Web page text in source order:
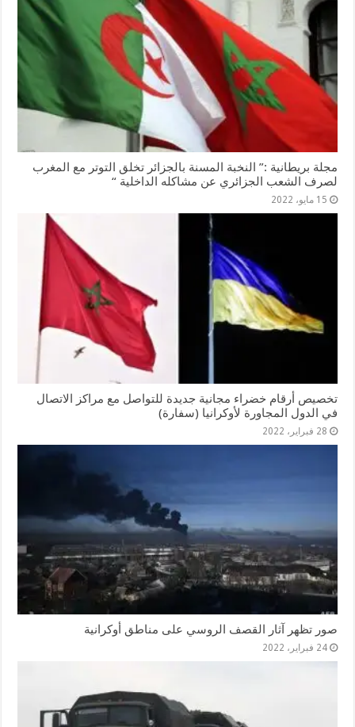
مجلة بريطانية :” النخبة المسنة بالجزائر تخلق التوتر مع المغرب
لصرف الشعب الجزائري عن مشاكله الداخلية “
15 مايو، 2022
تخصيص أرقام خضراء مجانية جديدة للتواصل مع مراكز الاتصال
في الدول المجاورة لأوكرانيا (سفارة)
28 فبراير، 2022
صور تظهر آثار القصف الروسي على مناطق أوكرانية
24 فبراير، 2022